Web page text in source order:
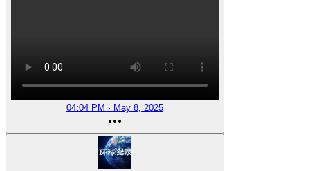
04:04 PM · May 8, 2025